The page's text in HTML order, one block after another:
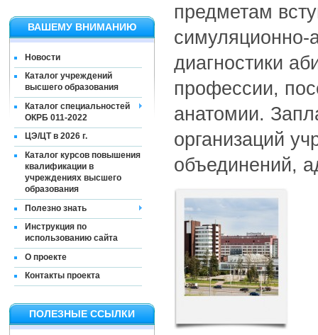
ВАШЕМУ ВНИМАНИЮ
Новости
Каталог учреждений
высшего образования
Каталог специальностей
ОКРБ 011-2022
ЦЭ/ЦТ в 2026 г.
Каталог курсов повышения
квалификации в
учреждениях высшего
образования
Полезно знать
Инструкция по
использованию сайта
О проекте
Контакты проекта
ПОЛЕЗНЫЕ ССЫЛКИ
предметам
симуляционно-
диагностики
профессии,
анатомии.
организаций
объединений,